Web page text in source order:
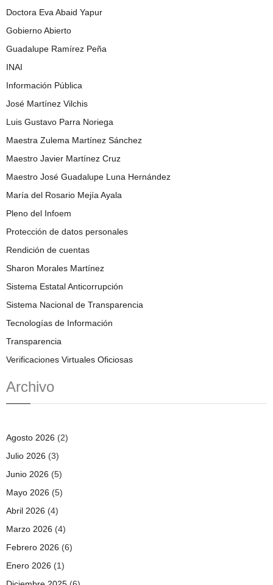
Doctora Eva Abaid Yapur
Gobierno Abierto
Guadalupe Ramírez Peña
INAI
Información Pública
José Martínez Vilchis
Luis Gustavo Parra Noriega
Maestra Zulema Martínez Sánchez
Maestro Javier Martínez Cruz
Maestro José Guadalupe Luna Hernández
María del Rosario Mejía Ayala
Pleno del Infoem
Protección de datos personales
Rendición de cuentas
Sharon Morales Martínez
Sistema Estatal Anticorrupción
Sistema Nacional de Transparencia
Tecnologías de Información
Transparencia
Verificaciones Virtuales Oficiosas
Archivo
Agosto 2026 (2)
Julio 2026 (3)
Junio 2026 (5)
Mayo 2026 (5)
Abril 2026 (4)
Marzo 2026 (4)
Febrero 2026 (6)
Enero 2026 (1)